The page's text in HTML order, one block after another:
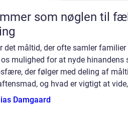
som nøglen til
det måltid, der ofte samler
mulighed for at nyde hinandens
der følger med deling af
og hvad er vigtigt at
Damgaard